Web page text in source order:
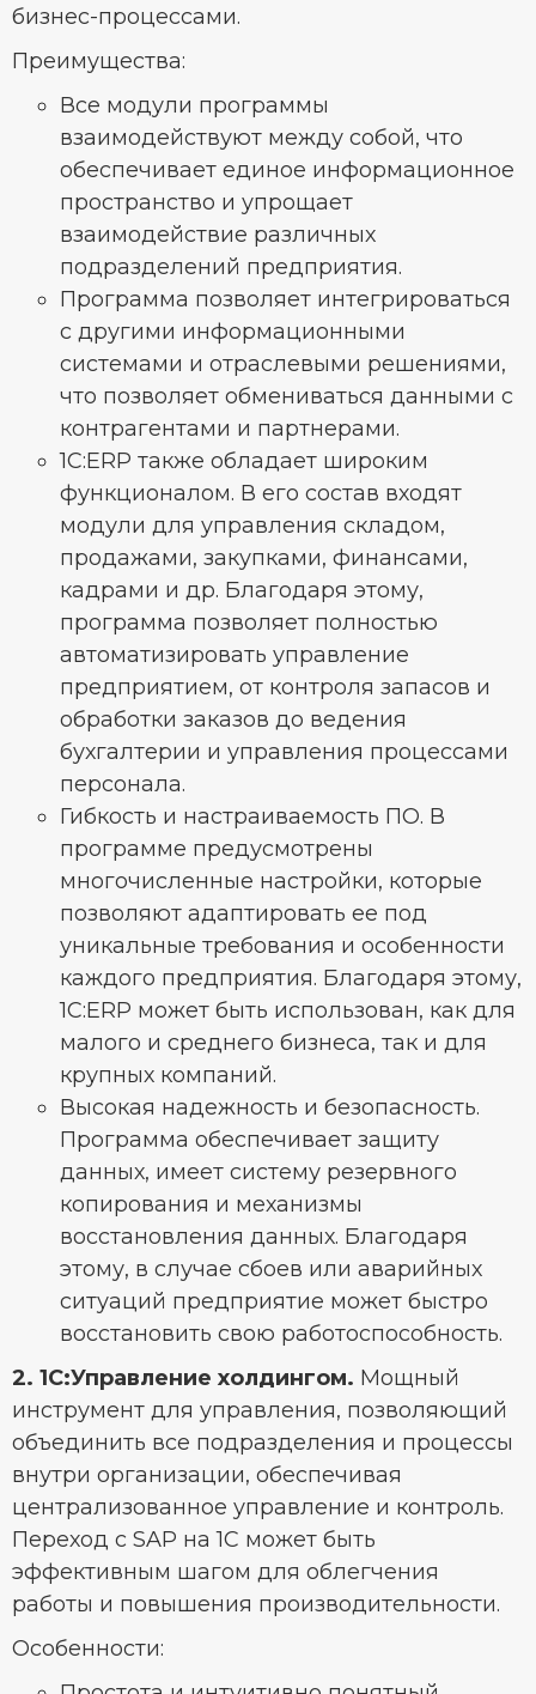
бизнес-процессами.
Преимущества:
Все модули программы
взаимодействуют между собой, что
обеспечивает единое информационное
пространство и упрощает
взаимодействие различных
подразделений предприятия.
Программа позволяет интегрироваться
с другими информационными
системами и отраслевыми решениями,
что позволяет обмениваться данными с
контрагентами и партнерами.
1C:ERP также обладает широким
функционалом. В его состав входят
модули для управления складом,
продажами, закупками, финансами,
кадрами и др. Благодаря этому,
программа позволяет полностью
автоматизировать управление
предприятием, от контроля запасов и
обработки заказов до ведения
бухгалтерии и управления процессами
персонала.
Гибкость и настраиваемость ПО. В
программе предусмотрены
многочисленные настройки, которые
позволяют адаптировать ее под
уникальные требования и особенности
каждого предприятия. Благодаря этому,
1C:ERP может быть использован, как для
малого и среднего бизнеса, так и для
крупных компаний.
Высокая надежность и безопасность.
Программа обеспечивает защиту
данных, имеет систему резервного
копирования и механизмы
восстановления данных. Благодаря
этому, в случае сбоев или аварийных
ситуаций предприятие может быстро
восстановить свою работоспособность.
2. 1C:Управление холдингом. Мощный
инструмент для управления, позволяющий
объединить все подразделения и процессы
внутри организации, обеспечивая
централизованное управление и контроль.
Переход с SAP на 1С может быть
эффективным шагом для облегчения
работы и повышения производительности.
Особенности: